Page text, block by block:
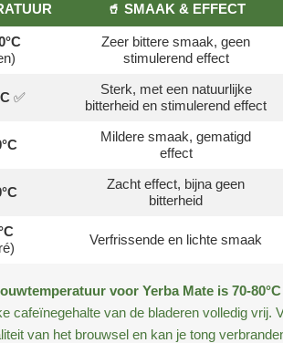
🥤 SMAAK & EFFECT
Zeer bittere smaak, geen
stimulerend effect
✅
Sterk, met een natuurlijke
bitterheid en stimulerend effect
Mildere smaak, gematigd
effect
Zacht effect, bijna geen
bitterheid
Verfrissende en lichte smaak
voor Yerba Mate is 70-80°C
cafeïnegehalte van de bladeren volledig vrij.
van het brouwsel en kan je tong